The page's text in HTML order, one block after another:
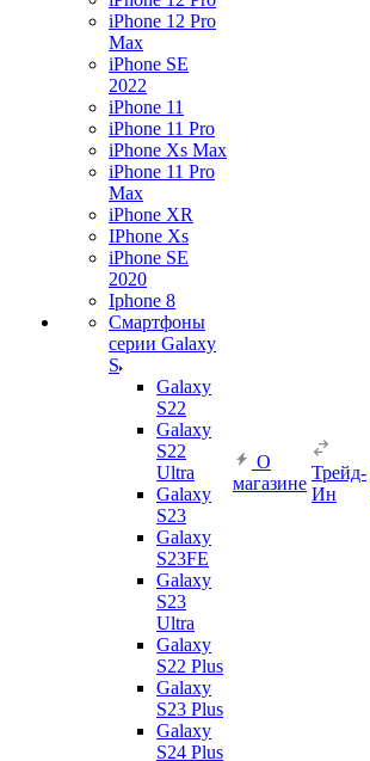
iPhone 12 Pro
Max
iPhone SE
2022
iPhone 11
iPhone 11 Pro
iPhone Xs Max
iPhone 11 Pro
Max
iPhone XR
IPhone Xs
iPhone SE
2020
Iphone 8
Смартфоны
серии Galaxy
S
Galaxy
S22
Galaxy
S22
Ultra
Galaxy
S23
Galaxy
S23FE
Galaxy
S23
Ultra
Galaxy
S22 Plus
Galaxy
S23 Plus
Galaxy
S24 Plus
О
магазине
Трейд-
Ин